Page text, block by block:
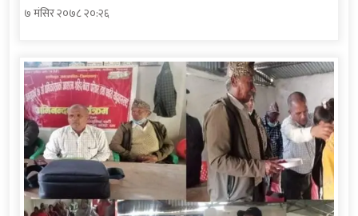
७ मंसिर २०७८ २०:२६